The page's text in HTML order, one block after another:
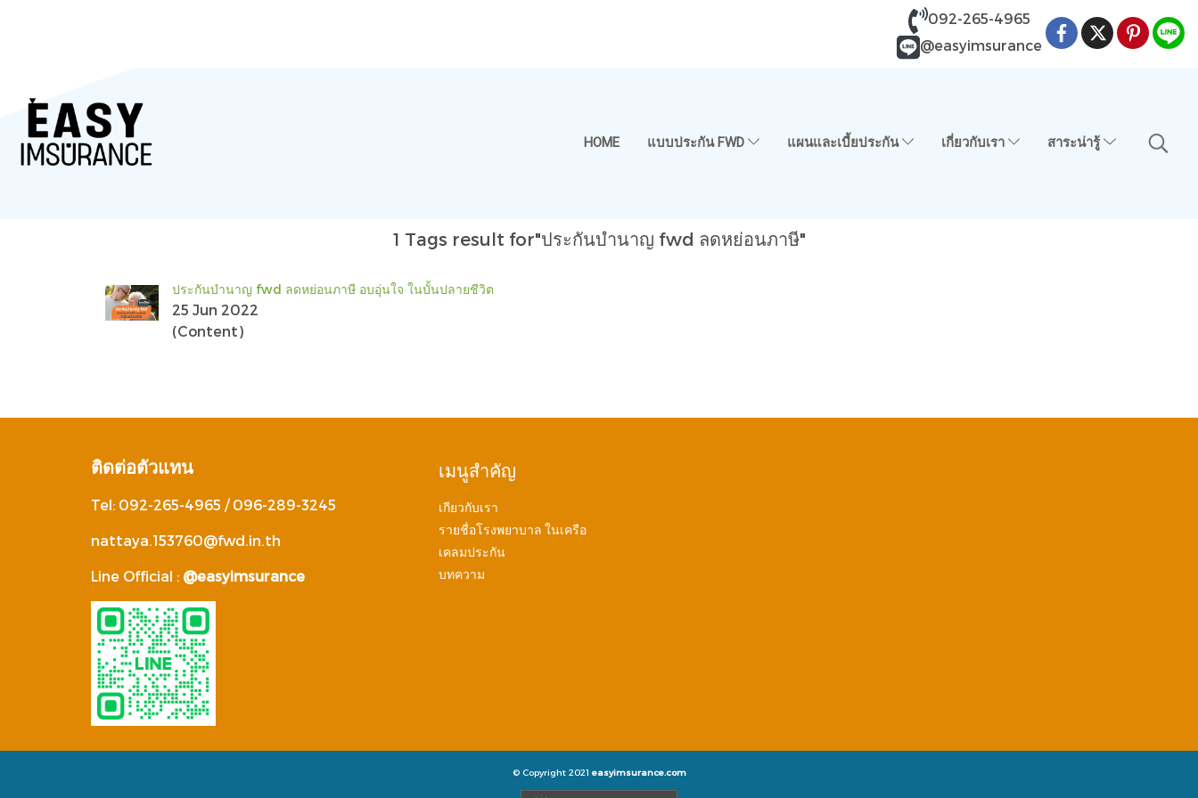
092-265-4965
@easyimsurance
HOME แบบประกัน FWD แผนและเบี้ยประกัน เกี่ยวกับเรา สาระน่ารู้
1 Tags result for"ประกันบำนาญ fwd ลดหย่อนภาษี"
ประกันบำนาญ fwd ลดหย่อนภาษี อบอุ่นใจ ในบั้นปลายชีวิต
25 Jun 2022
(Content)
ติดต่อตัวแทน
Tel: 092-265-4965 / 096-289-3245
nattaya.153760@fwd.in.th
Line Official : @easyimsurance
เมนูสำคัญ
เกียวกับเรา
รายชื่อโรงพยาบาล ในเครือ
เคลมประกัน
บทความ
© Copyright 2021 easyimsurance.com